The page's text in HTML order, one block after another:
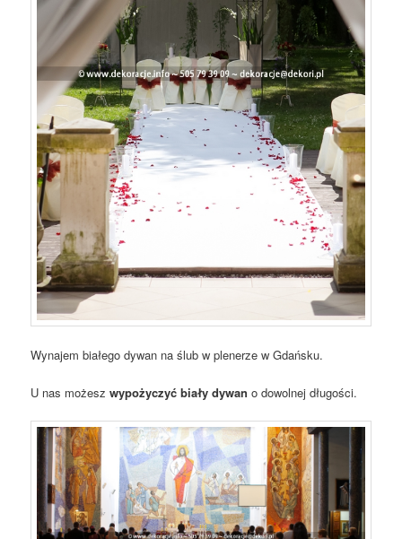
Wynajem białego dywan na ślub w plenerze w Gdańsku.
U nas możeszwypożyczyć biały dywan o dowolnej długości.